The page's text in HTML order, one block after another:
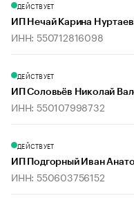
ДЕЙСТВУЕТ
ИП Нечай Карина
ИНН: 550712816098
ДЕЙСТВУЕТ
ИП Соловьёв Николай
ИНН: 550107998732
ДЕЙСТВУЕТ
ИП Подгорный Иван
ИНН: 550603756152